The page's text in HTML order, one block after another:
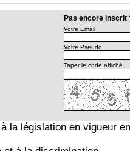
Pas encore inscrit
Votre Email
Votre Pseudo
Taper le code affiché